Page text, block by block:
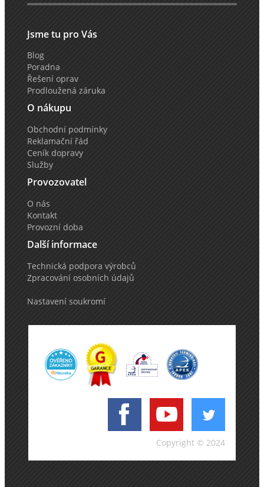
Jsme tu pro Vás
Blog
Poradna
Řešení oprav
Prodloužená záruka
O nákupu
Obchodní podmínky
Reklamační řád
Ceník dopravy
Služby
Provozovatel
O nás
Kontakt
Provozní doba
Další informace
Technická podpora výrobců
Zpracování osobních údajů
Nastavení soukromí
Copyright © 2024